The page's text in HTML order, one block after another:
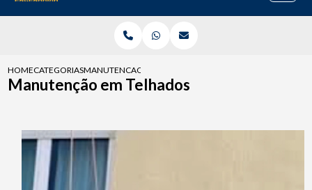
HOMECATEGORIASMANUTENCAO EM TELHADOS
Manutenção em Telhados